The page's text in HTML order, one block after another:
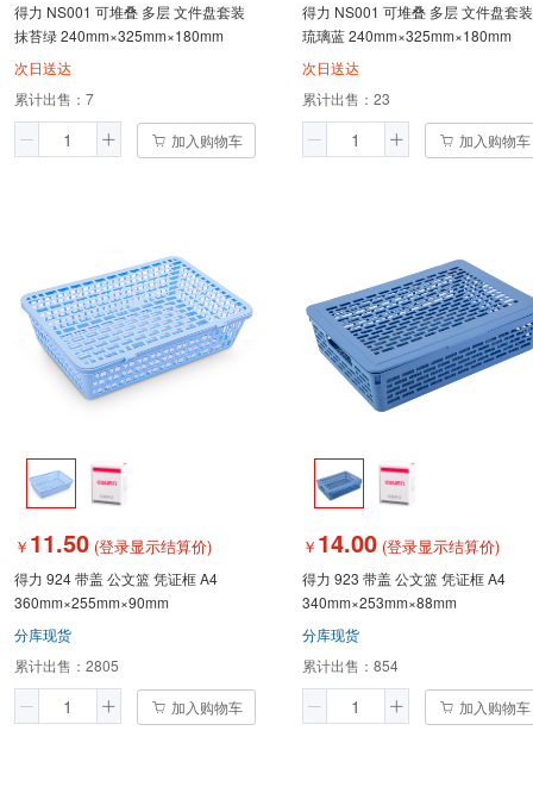
得力 NS001 可堆叠 多层 文件盘套装
抹苔绿 240mm×325mm×180mm
次日送达
累计出售： 7
加入购物车
得力 NS001 可堆叠 多层 文件盘套装
琉璃蓝 240mm×325mm×180mm
次日送达
累计出售： 23
加入购物车
￥ 11.50 (登录显示结算价)
得力 924 带盖 公文篮 凭证框 A4
360mm×255mm×90mm
分库现货
累计出售： 2805
加入购物车
￥ 14.00 (登录显示结算价)
得力 923 带盖 公文篮 凭证框 A4
340mm×253mm×88mm
分库现货
累计出售： 854
加入购物车